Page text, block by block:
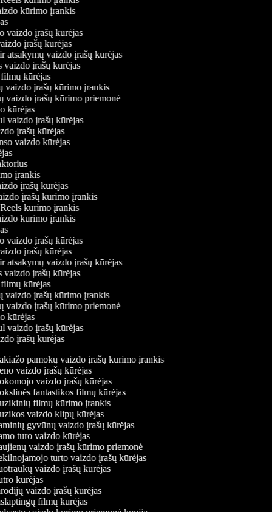
kūrimo įrankis
vaizdo įrašų kūrėjas
įrašų kūrėjas
atsakymų vaizdo įrašų kūrėjas
vaizdo įrašų kūrėjas
filmų kūrėjas
vaizdo įrašų kūrimo įrankis
vaizdo įrašų kūrimo priemonė
kūrėjas
vaizdo įrašų kūrėjas
įrašų kūrėjas
vaizdo kūrėjas
įrankis
įrašų kūrėjas
įrašų kūrimo įrankis
Reels kūrimo įrankis
kūrimo įrankis
vaizdo įrašų kūrėjas
įrašų kūrėjas
atsakymų vaizdo įrašų kūrėjas
vaizdo įrašų kūrėjas
filmų kūrėjas
vaizdo įrašų kūrimo įrankis
vaizdo įrašų kūrimo priemonė
kūrėjas
vaizdo įrašų kūrėjas
įrašų kūrėjas
pamokų vaizdo įrašų kūrimo įrankis
vaizdo įrašų kūrėjas
vaizdo įrašų kūrėjas
fantastikos filmų kūrėjas
filmų kūrimo įrankis
vaizdo klipų kūrėjas
gyvūnų vaizdo įrašų kūrėjas
turo vaizdo kūrėjas
vaizdo įrašų kūrimo priemonė
turto vaizdo įrašų kūrėjas
vaizdo įrašų kūrėjas
kūrėjas
vaizdo įrašų kūrėjas
filmų kūrėjas